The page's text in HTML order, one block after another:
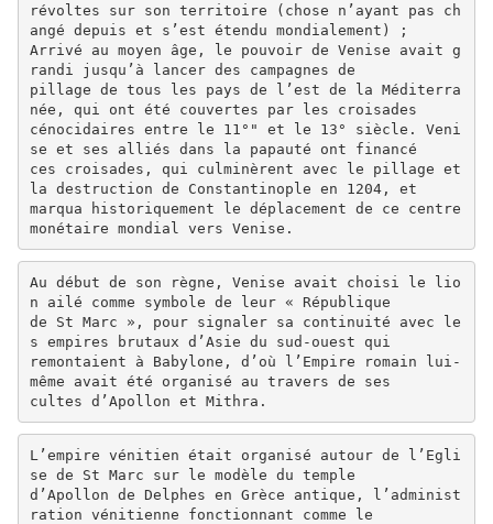
révoltes sur son territoire (chose n’ayant pas ch
angé depuis et s’est étendu mondialement) ;
Arrivé au moyen âge, le pouvoir de Venise avait g
randi jusqu’à lancer des campagnes de
pillage de tous les pays de l’est de la Méditerra
née, qui ont été couvertes par les croisades
cénocidaires entre le 11°" et le 13° siècle. Veni
se et ses alliés dans la papauté ont financé
ces croisades, qui culminèrent avec le pillage et
la destruction de Constantinople en 1204, et
marqua historiquement le déplacement de ce centre
monétaire mondial vers Venise.
Au début de son règne, Venise avait choisi le lio
n ailé comme symbole de leur « République
de St Marc », pour signaler sa continuité avec le
s empires brutaux d’Asie du sud-ouest qui
remontaient à Babylone, d’où l’Empire romain lui-
même avait été organisé au travers de ses
cultes d’Apollon et Mithra.
L’empire vénitien était organisé autour de l’Egli
se de St Marc sur le modèle du temple
d’Apollon de Delphes en Grèce antique, l’administ
ration vénitienne fonctionnant comme le